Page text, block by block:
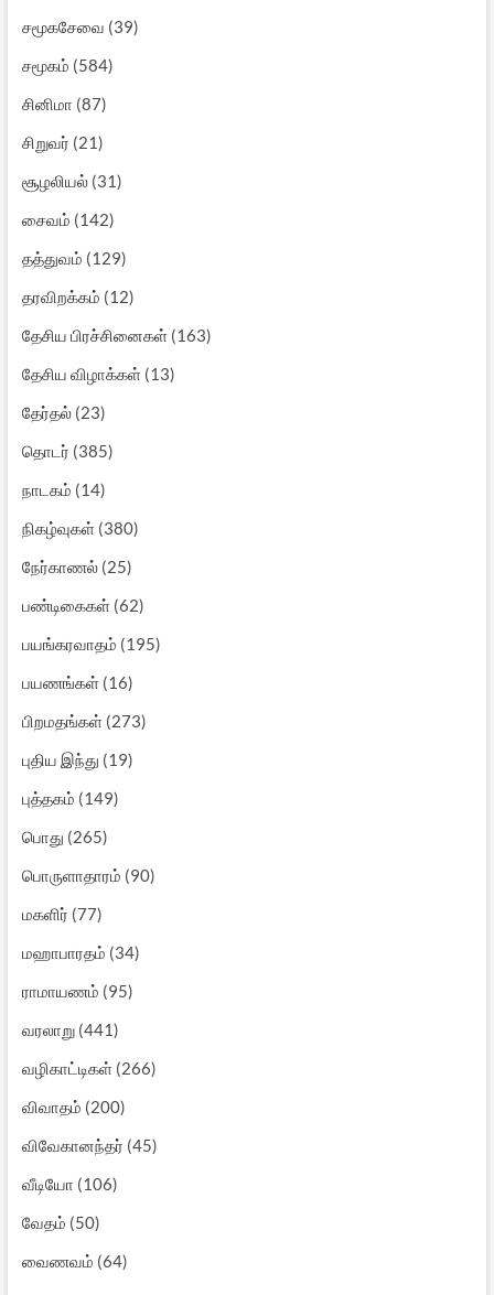
சமூகசேவை (39)
சமூகம் (584)
சினிமா (87)
சிறுவர் (21)
சூழலியல்(31)
சைவம் (142)
தத்துவம் (129)
தரவிறக்கம் (12)
தேசிய பிரச்சினைகள்(163)
தேசிய விழாக்கள்(13)
தேர்தல்(23)
தொடர் (385)
நாடகம் (14)
நிகழ்வுகள்(380)
நேர்காணல்(25)
பண்டிகைகள்(62)
பயங்கரவாதம் (195)
பயணங்கள்(16)
பிறமதங்கள்(273)
புதிய இந்து (19)
புத்தகம் (149)
பொது (265)
பொருளாதாரம் (90)
மகளிர் (77)
மஹாபாரதம் (34)
ராமாயணம் (95)
வரலாறு(441)
வழிகாட்டிகள்(266)
விவாதம் (200)
விவேகானந்தர் (45)
வீடியோ (106)
வேதம் (50)
வைணவம் (64)